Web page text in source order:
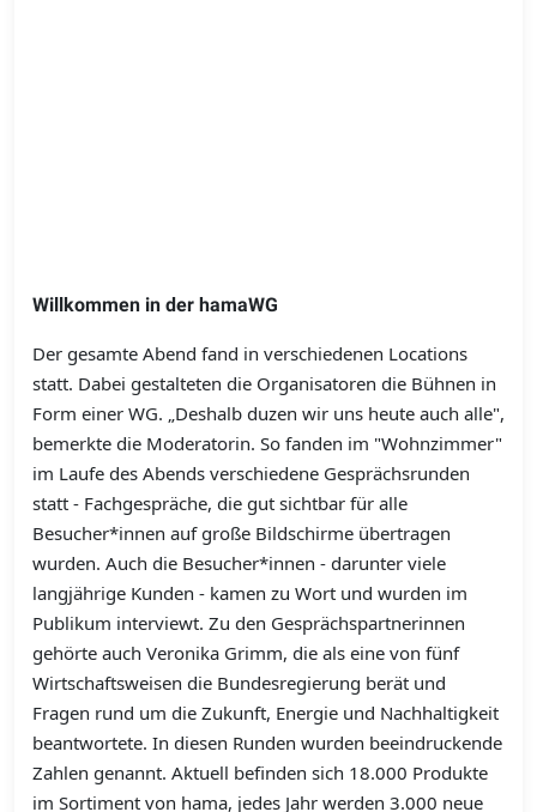
Willkommen in der hamaWG
Der gesamte Abend fand in verschiedenen Locations
statt. Dabei gestalteten die Organisatoren die Bühnen in
Form einer WG. „Deshalb duzen wir uns heute auch alle",
bemerkte die Moderatorin. So fanden im "Wohnzimmer"
im Laufe des Abends verschiedene Gesprächsrunden
statt - Fachgespräche, die gut sichtbar für alle
Besucher*innen auf große Bildschirme übertragen
wurden. Auch die Besucher*innen - darunter viele
langjährige Kunden - kamen zu Wort und wurden im
Publikum interviewt. Zu den Gesprächspartnerinnen
gehörte auch Veronika Grimm, die als eine von fünf
Wirtschaftsweisen die Bundesregierung berät und
Fragen rund um die Zukunft, Energie und Nachhaltigkeit
beantwortete. In diesen Runden wurden beeindruckende
Zahlen genannt. Aktuell befinden sich 18.000 Produkte
im Sortiment von hama, jedes Jahr werden 3.000 neue